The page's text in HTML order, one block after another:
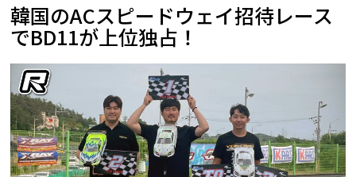
韓国のACスピードウェイ招待レース
でBD11が上位独占！